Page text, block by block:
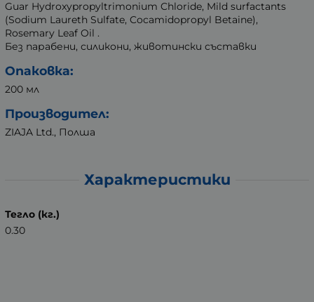
Guar Hydroxypropyltrimonium Chloride, Mild surfactants
(Sodium Laureth Sulfate, Cocamidopropyl Betaine),
Rosemary Leaf Oil .
Без парабени, силикони, животински съставки
Опаковка:
200 мл
Производител:
ZIAJA Ltd., Полша
Характеристики
Тегло (кг.)
0.30